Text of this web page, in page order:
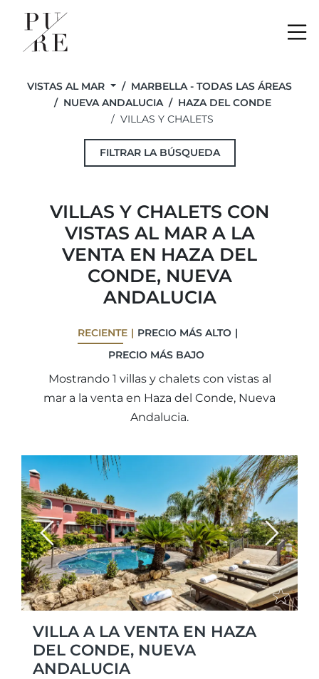
VISTAS AL MAR
MARBELLA - TODAS LAS ÁREAS
NUEVA ANDALUCIA
HAZA DEL CONDE
VILLAS Y CHALETS
FILTRAR LA BÚSQUEDA
VILLAS Y CHALETS CON
VISTAS AL MAR A LA
VENTA EN HAZA DEL
CONDE, NUEVA
ANDALUCIA
RECIENTE
PRECIO MÁS ALTO
PRECIO MÁS BAJO
Mostrando 1 villas y chalets con vistas al
mar a la venta en Haza del Conde, Nueva
Andalucia.
Previous Next
VILLA A LA VENTA EN HAZA
DEL CONDE, NUEVA
ANDALUCIA